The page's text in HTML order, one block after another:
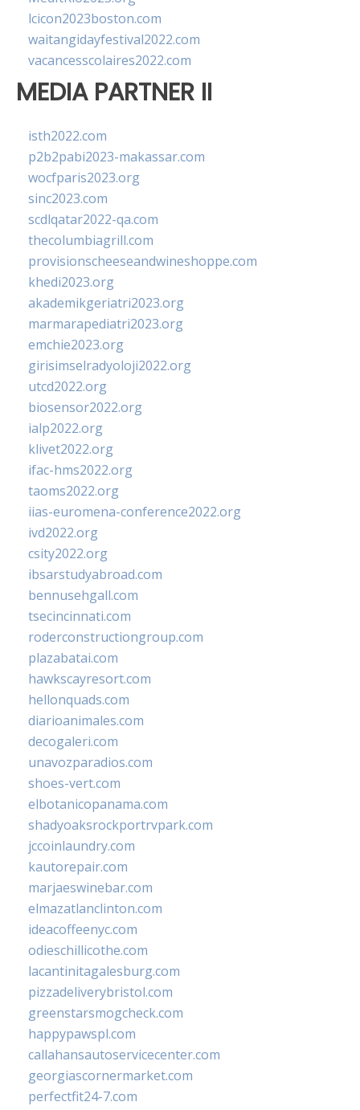
lcicon2023boston.com
waitangidayfestival2022.com
vacancesscolaires2022.com
MEDIA PARTNER II
isth2022.com
p2b2pabi2023-makassar.com
wocfparis2023.org
sinc2023.com
scdlqatar2022-qa.com
thecolumbiagrill.com
provisionscheeseandwineshoppe.com
khedi2023.org
akademikgeriatri2023.org
marmarapediatri2023.org
emchie2023.org
girisimselradyoloji2022.org
utcd2022.org
biosensor2022.org
ialp2022.org
klivet2022.org
ifac-hms2022.org
taoms2022.org
iias-euromena-conference2022.org
ivd2022.org
csity2022.org
ibsarstudyabroad.com
bennusehgall.com
tsecincinnati.com
roderconstructiongroup.com
plazabatai.com
hawkscayresort.com
hellonquads.com
diarioanimales.com
decogaleri.com
unavozparadios.com
shoes-vert.com
elbotanicopanama.com
shadyoaksrockportrvpark.com
jccoinlaundry.com
kautorepair.com
marjaeswinebar.com
elmazatlanclinton.com
ideacoffeenyc.com
odieschillicothe.com
lacantinitagalesburg.com
pizzadeliverybristol.com
greenstarsmogcheck.com
happypawspl.com
callahansautoservicecenter.com
georgiascornermarket.com
perfectfit24-7.com